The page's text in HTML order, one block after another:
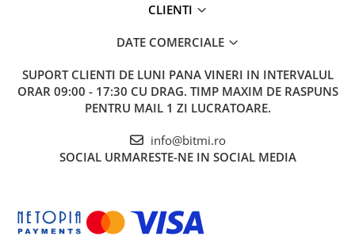
CLIENTI
DATE COMERCIALE
SUPORT CLIENTI DE LUNI PANA VINERI IN INTERVALUL
ORAR 09:00 - 17:30 CU DRAG. TIMP MAXIM DE RASPUNS
PENTRU MAIL 1 ZI LUCRATOARE.
info@bitmi.ro
SOCIAL URMARESTE-NE IN SOCIAL MEDIA